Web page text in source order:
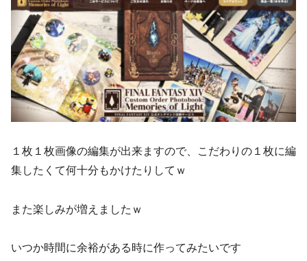
１枚１枚画像の編集が出来ますので、こだわりの１枚に編
集したくて何十分もかけたりしてｗ
また楽しみが増えましたｗ
いつか時間に余裕がある時に作ってみたいです